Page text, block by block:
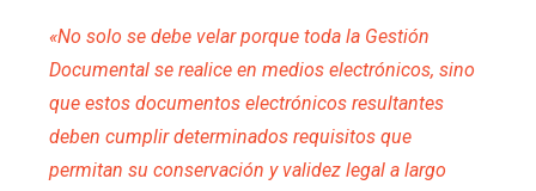
«No solo se debe velar porque toda la Gestión
Documental se realice en medios electrónicos, sino
que estos documentos electrónicos resultantes
deben cumplir determinados requisitos que
permitan su conservación y validez legal a largo